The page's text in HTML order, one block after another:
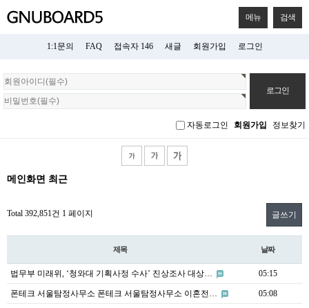
메뉴 검색
1:1문의 FAQ 접속자 146 새글 회원가입 로그인
회
원
로
자동로그인 회원가입 정보찾기
메인화면 최근
Total 392,851건 1 페이지 글쓰기
제목 날짜
법무부 미래위, ‘청와대 기획사정 수사’ 진상조사 대상… 05:15
폰테크 서울탐정사무소 폰테크 서울탐정사무소 이혼전… 05:08